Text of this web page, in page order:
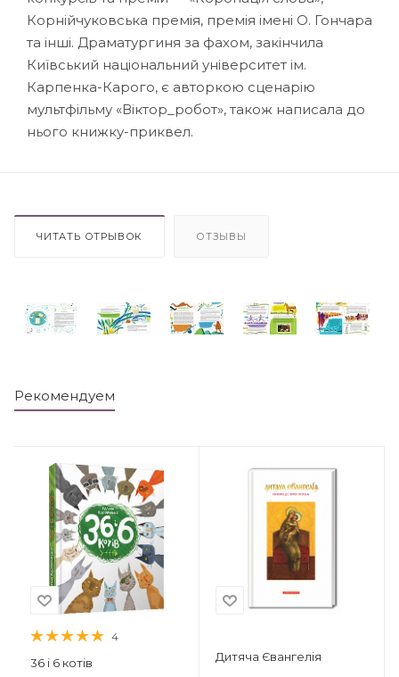
Корнійчуковська премія, премія імені О. Гончара
та інші. Драматургиня за фахом, закінчила
Київський національний університет ім.
Карпенка-Карого, є авторкою сценарію
мультфільму «Віктор_робот», також написала до
нього книжку-приквел.
ЧИТАТЬ ОТРЫВОК ОТЗЫВЫ
Рекомендуем
4
36 і 6 котів Дитяча Євангелія